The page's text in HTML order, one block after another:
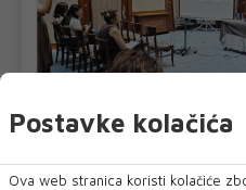
Postavke kolačića
Ova web stranica koristi kolačiće